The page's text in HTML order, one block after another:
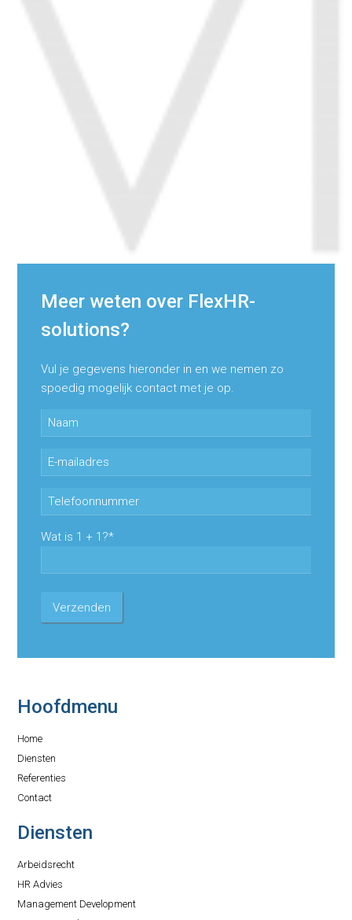
Meer weten over FlexHR-
solutions?
Vul je gegevens hieronder in en we nemen zo
spoedig mogelijk contact met je op.
Gelieve dit veld leeg te laten.
Gelieve dit veld leeg te laten.
Gelieve dit veld leeg te laten.
Wat is 1 + 1?*
Hoofdmenu
Home
Diensten
Referenties
Contact
Diensten
Arbeidsrecht
HR Advies
Management Development